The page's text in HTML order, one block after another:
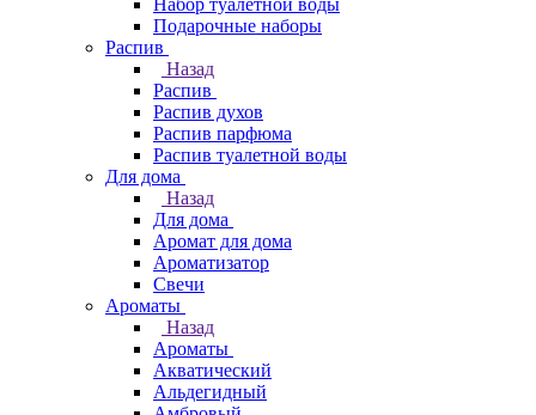
Набор туалетной воды
Подарочные наборы
Распив
Назад
Распив
Распив духов
Распив парфюма
Распив туалетной воды
Для дома
Назад
Для дома
Аромат для дома
Ароматизатор
Свечи
Ароматы
Назад
Ароматы
Акватический
Альдегидный